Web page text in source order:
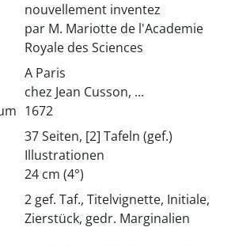
nouvellement inventez
par M. Mariotte de l'Academie
Royale des Sciences
A Paris
chez Jean Cusson, ...
1672
37 Seiten, [2] Tafeln (gef.)
Illustrationen
24 cm (4°)
2 gef. Taf., Titelvignette, Initiale,
Zierstück, gedr. Marginalien